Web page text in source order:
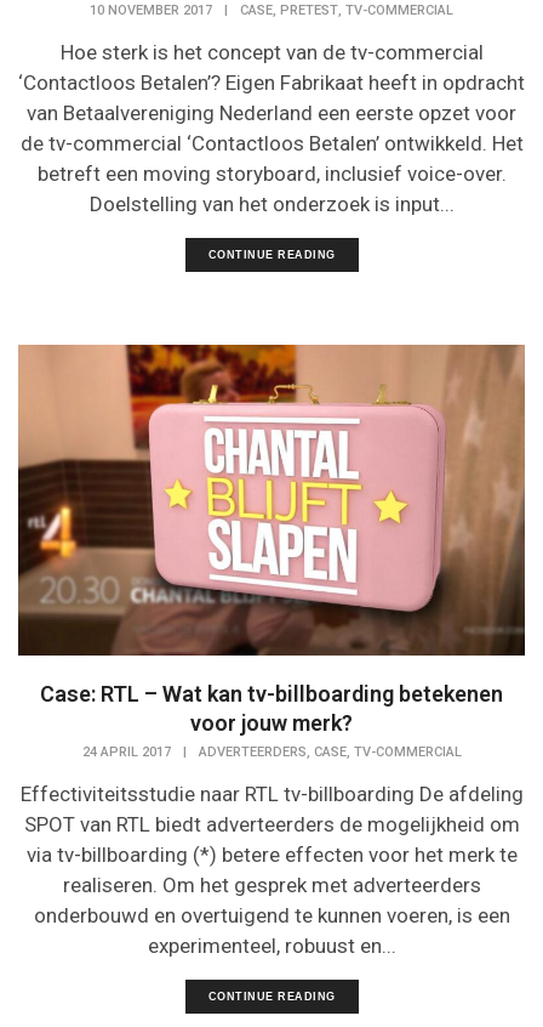
10 NOVEMBER 2017 | CASE PRETEST TV-COMMERCIAL
Hoe sterk is het concept van de tv-commercial
‘Contactloos Betalen’? Eigen Fabrikaat heeft in opdracht
van Betaalvereniging Nederland een eerste opzet voor
de tv-commercial ‘Contactloos Betalen’ ontwikkeld. Het
betreft een moving storyboard, inclusief voice-over.
Doelstelling van het onderzoek is input...
CONTINUE READING
Case: RTL – Wat kan tv-billboarding betekenen
voor jouw merk?
24 APRIL 2017 | ADVERTEERDERS, CASE, TV-COMMERCIAL
Effectiviteitsstudie naar RTL tv-billboarding De afdeling
SPOT van RTL biedt adverteerders de mogelijkheid om
via tv-billboarding (*) betere effecten voor het merk te
realiseren. Om het gesprek met adverteerders
onderbouwd en overtuigend te kunnen voeren, is een
experimenteel, robuust en...
CONTINUE READING